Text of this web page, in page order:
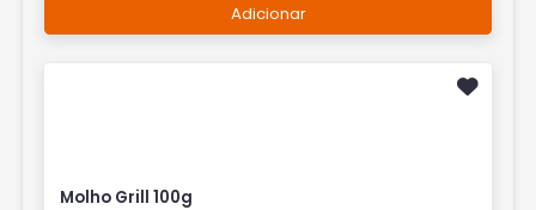
Adicionar
Molho Grill 100g